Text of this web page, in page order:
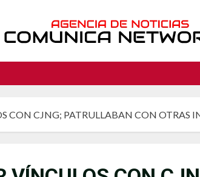
CON CJNG; PATRULLABAN CON OTRAS